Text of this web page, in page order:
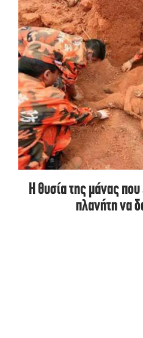
Η θυσία της μάνας
πλανήτη να